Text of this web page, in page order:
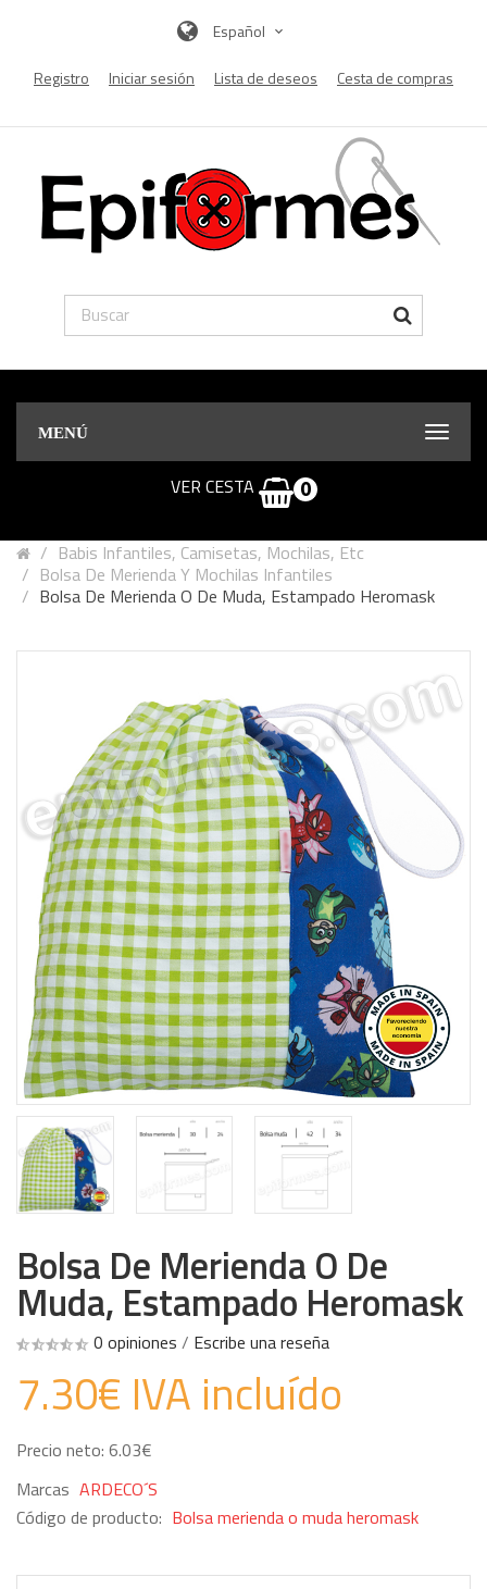
Español
Registro Iniciar sesión Lista de deseos Cesta de compras
MENÚ
VER CESTA 0
Babis Infantiles, Camisetas, Mochilas, Etc
Bolsa De Merienda Y Mochilas Infantiles
Bolsa De Merienda O De Muda, Estampado Heromask
Bolsa De Merienda O De
Muda, Estampado Heromask
0 opiniones / Escribe una reseña
7.30€ IVA incluído
Precio neto: 6.03€
Marcas ARDECO´S
Código de producto: Bolsa merienda o muda heromask